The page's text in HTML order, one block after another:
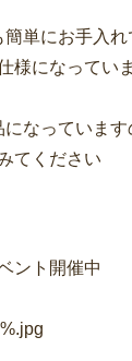
単にお手入れ
様になってい
なっています
てください
ント開催中